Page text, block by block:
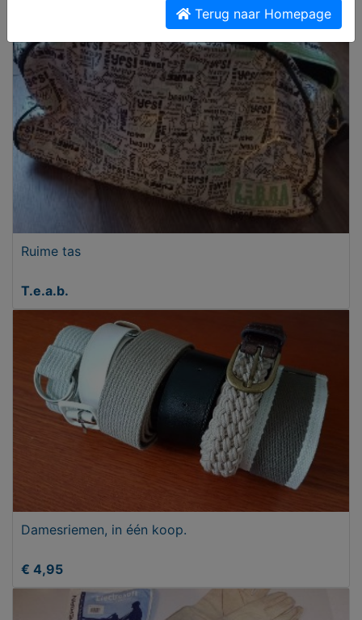
Ruime tas
T.e.a.b.
Damesriemen, in één koop.
€ 4,95
Terug naar Homepage